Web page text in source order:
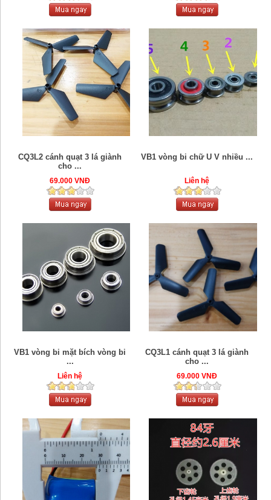
CQ3L2 cánh quạt 3 lá giành
cho ...
69.000 VNĐ
VB1 vòng bi chữ U V nhiều ...
Liên hệ
VB1 vòng bi mặt bích vòng bi
...
Liên hệ
CQ3L1 cánh quạt 3 lá giành
cho ...
69.000 VNĐ